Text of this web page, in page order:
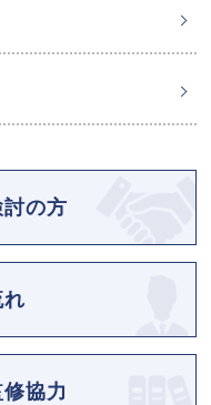
の方
れ
協力